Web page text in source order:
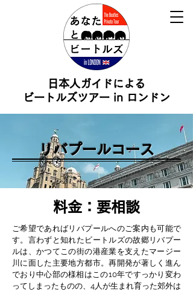
日本人ガイドによる
ビートルズツアー in ロンドン
リバプールコース
料金：要相談
ご希望であればリバプールへのご案内も可能で
す。言わずと知れたビートルズの故郷リバプー
ルは、かつてこの街の港産業を支えたマージー
川に面した主要地方都市。再開発が著しく進ん
でおり中心部の様相はこの10年ですっかり変わ
ってしまったものの、4人が生まれ育った郊外は